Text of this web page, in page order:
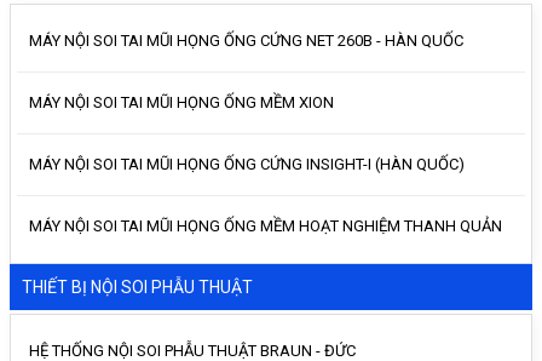
MÁY NỘI SOI TAI MŨI HỌNG ỐNG CỨNG NET 260B - HÀN QUỐC
MÁY NỘI SOI TAI MŨI HỌNG ỐNG MỀM XION
MÁY NỘI SOI TAI MŨI HỌNG ỐNG CỨNG INSIGHT-I (HÀN QUỐC)
MÁY NỘI SOI TAI MŨI HỌNG ỐNG MỀM HOẠT NGHIỆM THANH QUẢN
THIẾT BỊ NỘI SOI PHẪU THUẬT
HỆ THỐNG NỘI SOI PHẪU THUẬT BRAUN - ĐỨC